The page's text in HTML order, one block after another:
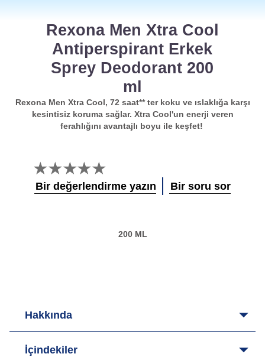
Rexona Men Xtra Cool
Antiperspirant Erkek
Sprey Deodorant 200
ml
Rexona Men Xtra Cool, 72 saat** ter koku ve ıslaklığa karşı
kesintisiz koruma sağlar. Xtra Cool'un enerji veren
ferahlığını avantajlı boyu ile keşfet!
Bu
product
için
Bir değerlendirme yazın Bir soru sor
200 ML
Hakkında
İçindekiler